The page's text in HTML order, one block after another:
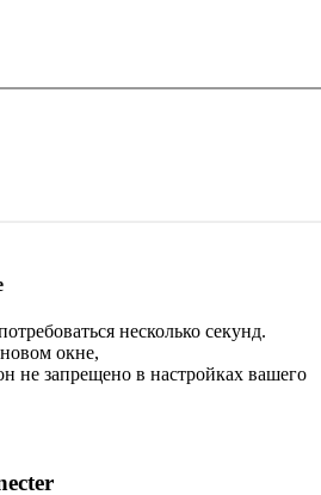
несколько секунд.
окне,
не запрещено в настройках вашего